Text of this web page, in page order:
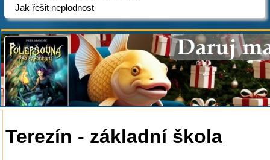
Jak řešit neplodnost
Terezín - základní škola